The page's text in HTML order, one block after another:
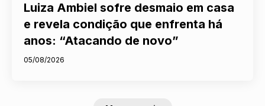
Luiza Ambiel sofre desmaio em casa
e revela condição que enfrenta há
anos: “Atacando de novo”
05/08/2026